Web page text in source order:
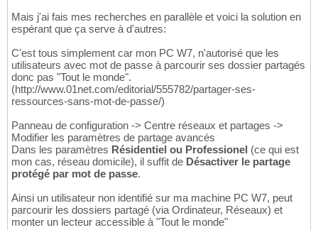
Mais j'ai fais mes recherches en parallèle et voici la solution en
espérant que ça serve à d'autres:
C'est tous simplement car mon PC W7, n'autorisé que les
utilisateurs avec mot de passe à parcourir ses dossier partagés
donc pas "Tout le monde".
(http://www.01net.com/editorial/555782/partager-ses-
ressources-sans-mot-de-passe/)
Panneau de configuration -> Centre réseaux et partages ->
Modifier les paramètres de partage avancés
Dans les paramètres Résidentiel ou Professionel (ce qui est
mon cas, réseau domicile), il suffit de Désactiver le partage
protégé par mot de passe.
Ainsi un utilisateur non identifié sur ma machine PC W7, peut
parcourir les dossiers partagé (via Ordinateur, Réseaux) et
monter un lecteur accessible à "Tout le monde"